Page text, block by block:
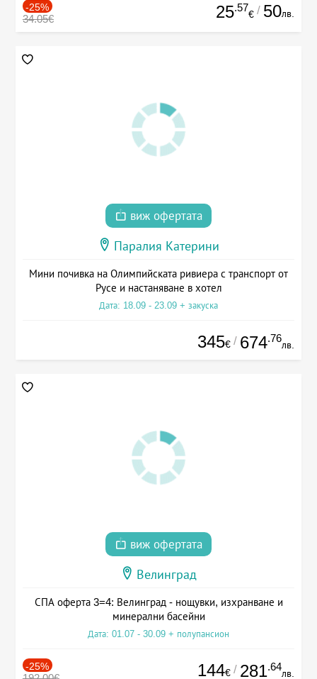
-25%
34.05€ 25.57
€ / 50лв.
виж офертата
Паралия Катерини
Мини почивка на Олимпийската ривиера с транспорт от
Русе и настаняване в хотел
Дата: 18.09 - 23.09 + закуска
345€ / 674.76
лв.
виж офертата
Велинград
СПА оферта 3=4: Велинград - нощувки, изхранване и
минерални басейни
Дата: 01.07 - 30.09 + полупансион
-25% 144€ / 281.64
лв.